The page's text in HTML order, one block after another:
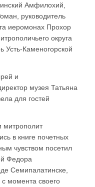
Амфилохий,
руководитель
иеромонах Прохор
округа
Усть-Каменогорской
и
музея Татьяна
для гостей
митрополит
в книге почетных
чувством посетил
Федора
Семипалатинске,
момента своего